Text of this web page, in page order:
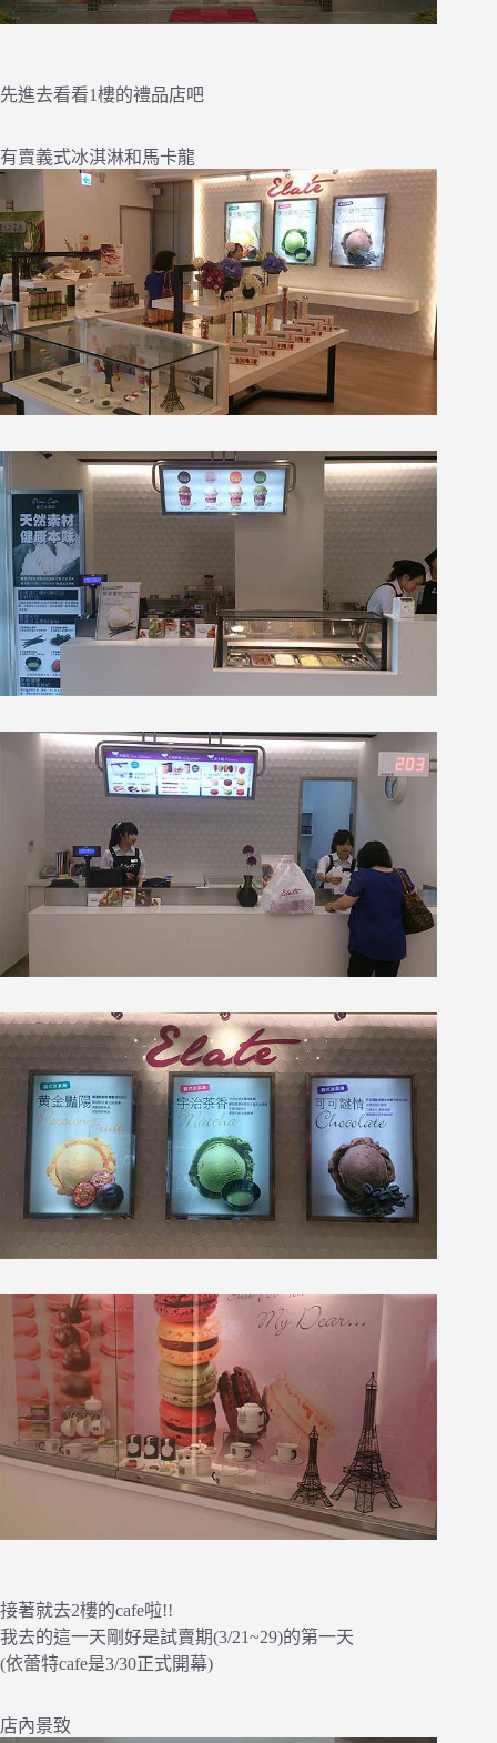
先進去看看1樓的禮品店吧
有賣義式冰淇淋和馬卡龍
接著就去2樓的cafe啦!!
我去的這一天剛好是試賣期(3/21~29)的第一天
(依蕾特cafe是3/30正式開幕)
店內景致